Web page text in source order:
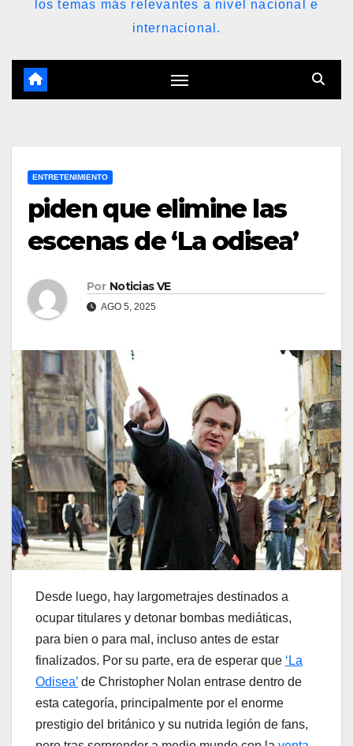
los temas más relevantes a nivel nacional e
internacional.
ENTRETENIMIENTO
piden que elimine las
escenas de ‘La odisea’
Por Noticias VE
AGO 5, 2025
Desde luego, hay largometrajes destinados a
ocupar titulares y detonar bombas mediáticas,
para bien o para mal, incluso antes de estar
finalizados. Por su parte, era de esperar que ‘La
Odisea’ de Christopher Nolan entrase dentro de
esta categoría, principalmente por el enorme
prestigio del británico y su nutrida legión de fans,